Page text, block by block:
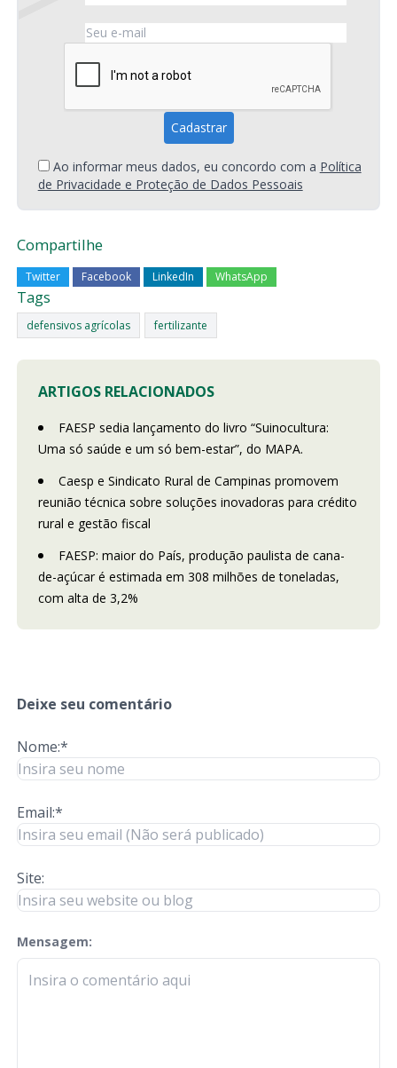
Ao informar meus dados, eu concordo com a Política
de Privacidade e Proteção de Dados Pessoais
Compartilhe
Twitter Facebook LinkedIn WhatsApp
Tags
defensivos agrícolas fertilizante
ARTIGOS RELACIONADOS
FAESP sedia lançamento do livro “Suinocultura:
Uma só saúde e um só bem-estar”, do MAPA.
Caesp e Sindicato Rural de Campinas promovem
reunião técnica sobre soluções inovadoras para crédito
rural e gestão fiscal
FAESP: maior do País, produção paulista de cana-
de-açúcar é estimada em 308 milhões de toneladas,
com alta de 3,2%
Deixe seu comentário
Nome:*
Email:*
Site:
Mensagem:
check-terms